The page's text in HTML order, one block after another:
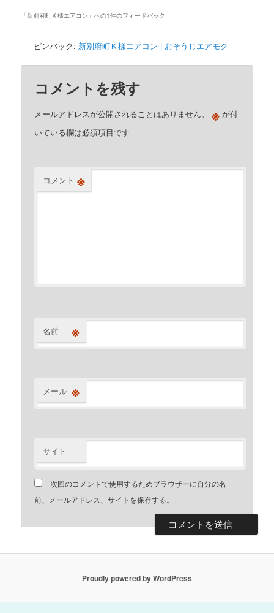
「新別府町Ｋ様エアコン 」への1件のフィードバック
ピンバック: 新別府町Ｋ様エアコン | おそうじエアモク
コメントを残す
メールアドレスが公開されることはありません。 ※ が付
いている欄は必須項目です
コメント ※
名前 ※
メール ※
サイト
次回のコメントで使用するためブラウザーに自分の名
前、メールアドレス、サイトを保存する。
Proudly powered by WordPress